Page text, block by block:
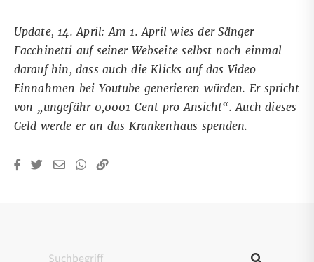
Update, 14. April: Am 1. April wies der Sänger
Facchinetti auf seiner Webseiteselbst noch einmal
darauf hin, dass auch die Klicks auf das Video
Einnahmen bei Youtube generieren würden. Er spricht
von „ungefähr 0,0001 Cent pro Ansicht“. Auch dieses
Geld werde er an das Krankenhaus spenden.